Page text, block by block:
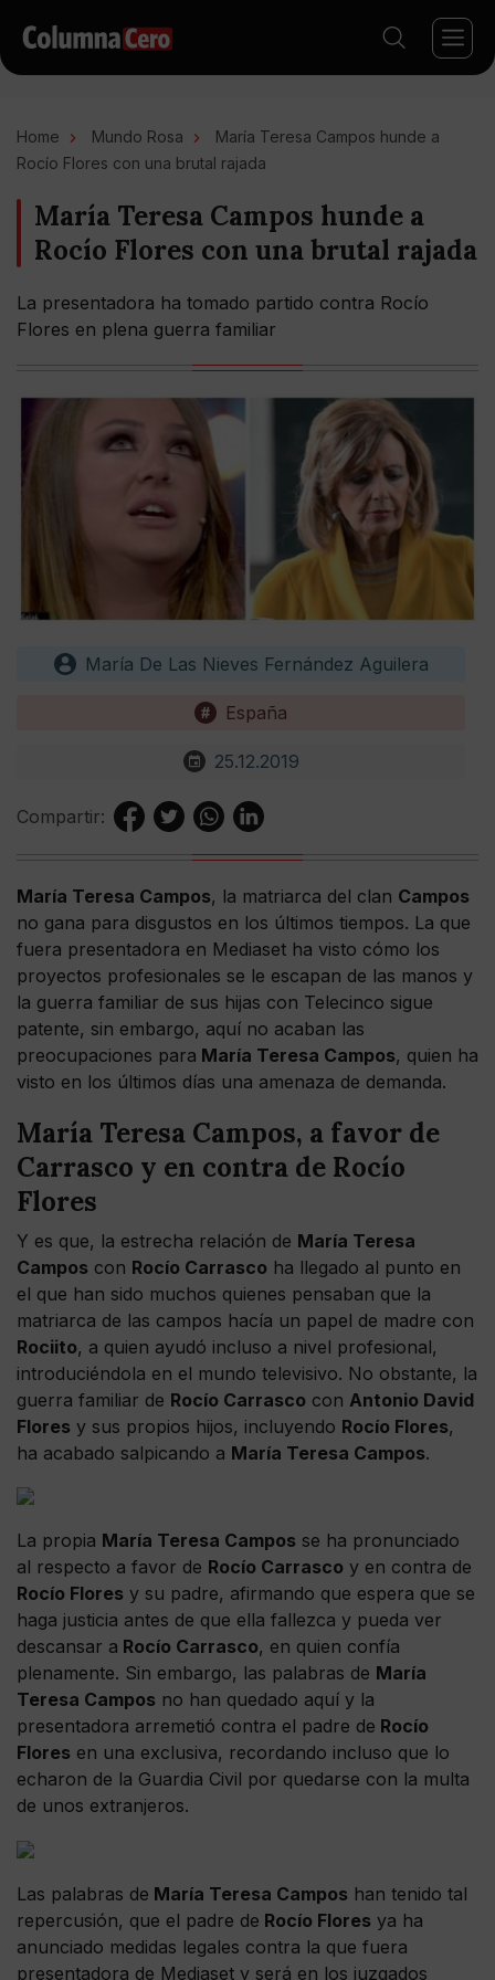
Home Mundo Rosa
María Teresa Campos hunde a
Rocío Flores con una brutal rajada
María Teresa Campos hunde a
Rocío Flores con una brutal rajada
La presentadora ha tomado partido contra Rocío
Flores en plena guerra familiar
María De Las Nieves Fernández Aguilera
España
25.12.2019
Compartir:
María Teresa Campos, la matriarca del clan Campos
no gana para disgustos en los últimos tiempos. La que
fuera presentadora en Mediaset ha visto cómo los
proyectos profesionales se le escapan de las manos y
la guerra familiar de sus hijas con Telecinco sigue
patente, sin embargo, aquí no acaban las
preocupaciones para María Teresa Campos, quien ha
visto en los últimos días una amenaza de demanda.
María Teresa Campos, a favor de
Carrasco y en contra de Rocío
Flores
Y es que, la estrecha relación de María Teresa
Campos con Rocío Carrasco ha llegado al punto en
el que han sido muchos quienes pensaban que la
matriarca de las campos hacía un papel de madre con
Rociito, a quien ayudó incluso a nivel profesional,
introduciéndola en el mundo televisivo. No obstante, la
guerra familiar de Rocío Carrasco con Antonio David
Flores y sus propios hijos, incluyendo Rocío Flores,
ha acabado salpicando a María Teresa Campos.
La propia María Teresa Campos se ha pronunciado
al respecto a favor de Rocío Carrasco y en contra de
Rocío Flores y su padre, afirmando que espera que se
haga justicia antes de que ella fallezca y pueda ver
descansar a Rocío Carrasco, en quien confía
plenamente. Sin embargo, las palabras de María
Teresa Campos no han quedado aquí y la
presentadora arremetió contra el padre de Rocío
Flores en una exclusiva, recordando incluso que lo
echaron de la Guardia Civil por quedarse con la multa
de unos extranjeros.
Las palabras de María Teresa Campos han tenido tal
repercusión, que el padre de Rocío Flores ya ha
anunciado medidas legales contra la que fuera
presentadora de Mediaset y será en los juzgados